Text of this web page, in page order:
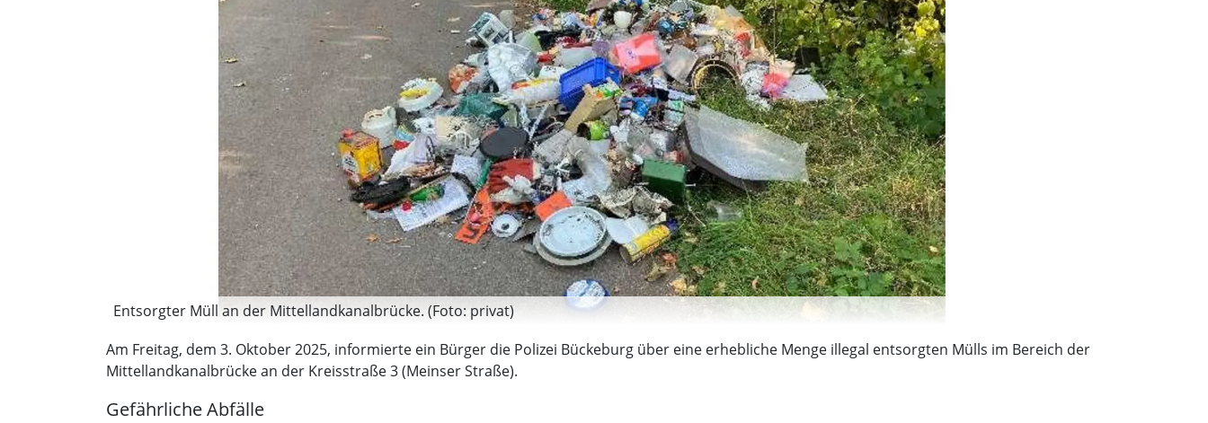
Entsorgter Müll an der Mittellandkanalbrücke. (Foto: privat)
Am Freitag, dem 3. Oktober 2025, informierte ein Bürger die Polizei Bückeburg über eine erhebliche Menge illegal entsorgten Mülls im Bereich der
Mittellandkanalbrücke an der Kreisstraße 3 (Meinser Straße).
Gefährliche Abfälle